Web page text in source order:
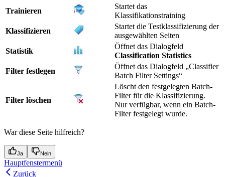
Trainieren
Startet das
Klassifikationstraining
Klassifizieren
Startet die Testklassifizierung der
ausgewählten Seiten
Statistik
Öffnet das Dialogfeld
Classification Statistics
Filter festlegen
Öffnet das Dialogfeld „Classifier
Batch Filter Settings“
Filter löschen
Löscht den festgelegten Batch-
Filter für die Klassifizierung.
Nur verfügbar, wenn ein Batch-
Filter festgelegt wurde.
War diese Seite hilfreich?
Ja Nein
Hauptfenstermenü
Zurück